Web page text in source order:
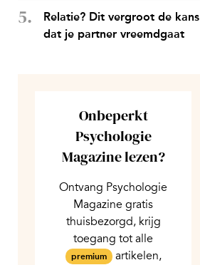
Relatie? Dit vergroot de kans
dat je partner vreemdgaat
Onbeperkt
Psychologie
Magazine lezen?
Ontvang Psychologie
Magazine gratis
thuisbezorgd, krijg
toegang tot alle
premium artikelen,